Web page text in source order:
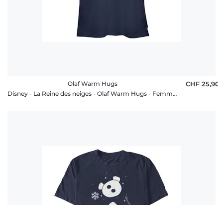
Olaf Warm Hugs
Disney - La Reine des neiges - Olaf Warm Hugs - Femme T-shirt
CHF 25,90